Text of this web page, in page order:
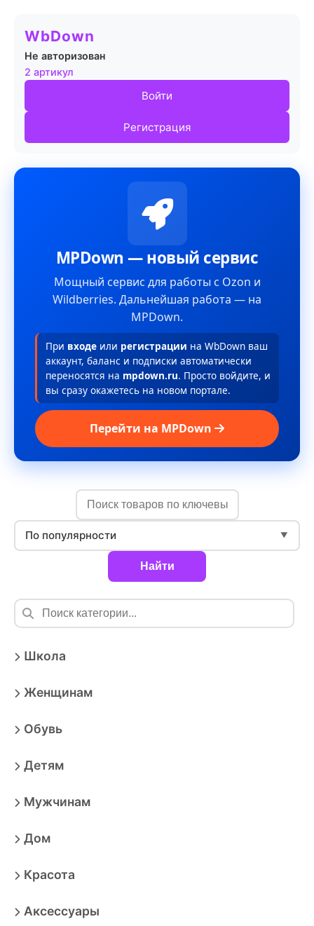
WbDown
Не авторизован
2 артикул
Войти
Регистрация
MPDown — новый сервис
Мощный сервис для работы с Ozon и
Wildberries. Дальнейшая работа — на
MPDown.
При входе или регистрации на WbDown ваш
аккаунт, баланс и подписки автоматически
переносятся на mpdown.ru. Просто войдите, и
вы сразу окажетесь на новом портале.
Перейти на MPDown
По популярности ▼
Найти
Школа
Женщинам
Обувь
Детям
Мужчинам
Дом
Красота
Аксессуары